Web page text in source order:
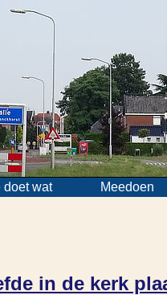
doet wat Meedoen
in de kerk